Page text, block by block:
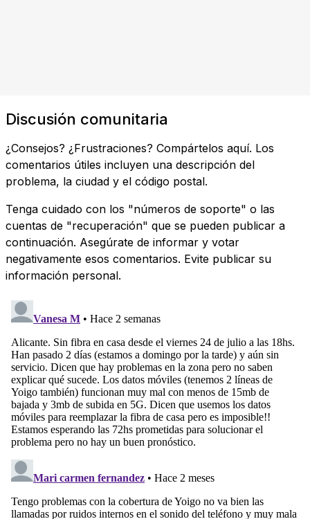
Discusión comunitaria
¿Consejos? ¿Frustraciones? Compártelos aquí. Los
comentarios útiles incluyen una descripción del
problema, la ciudad y el código postal.
Tenga cuidado con los "números de soporte" o las
cuentas de "recuperación" que se pueden publicar a
continuación. Asegúrate de informar y votar
negativamente esos comentarios. Evite publicar su
información personal.